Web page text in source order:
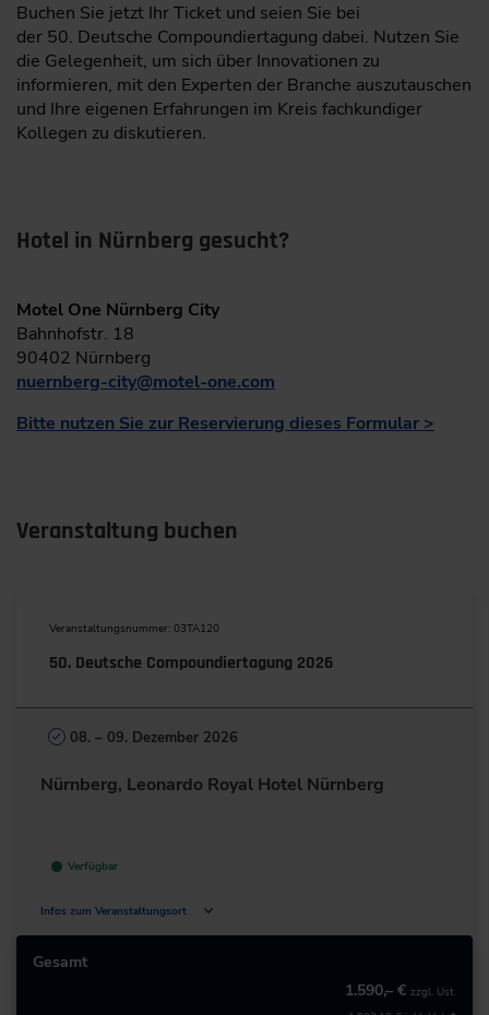
Buchen Sie jetzt Ihr Ticket und seien Sie bei
der 50. Deutsche Compoundiertagung dabei. Nutzen Sie
die Gelegenheit, um sich über Innovationen zu
informieren, mit den Experten der Branche auszutauschen
und Ihre eigenen Erfahrungen im Kreis fachkundiger
Kollegen zu diskutieren.
Hotel in Nürnberg gesucht?
Motel One Nürnberg City
Bahnhofstr. 18
90402 Nürnberg
nuernberg-city@motel-one.com
Bitte nutzen Sie zur Reservierung dieses Formular >
Veranstaltung buchen
Veranstaltungsnummer: 03TA120
50. Deutsche Compoundiertagung 2026
08. – 09. Dezember 2026
Nürnberg, Leonardo Royal Hotel Nürnberg
Verfügbar
Infos zum Veranstaltungsort
Bahnhofsplatz 3
90443 Nürnberg
Gesamt
1.590,– € zzgl. Ust.